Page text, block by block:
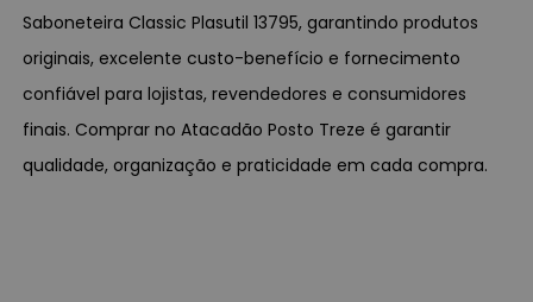
Saboneteira Classic Plasutil 13795, garantindo produtos
originais, excelente custo-benefício e fornecimento
confiável para lojistas, revendedores e consumidores
finais. Comprar no Atacadão Posto Treze é garantir
qualidade, organização e praticidade em cada compra.